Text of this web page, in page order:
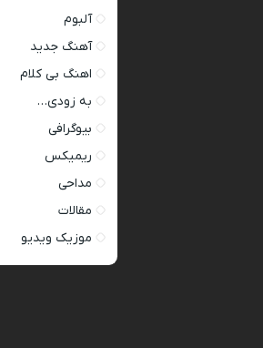
آلبوم
آهنگ جدید
اهنگ بی کلام
به زودی…
بیوگرافی
ریمیکس
مداحی
مقالات
موزیک ویدیو